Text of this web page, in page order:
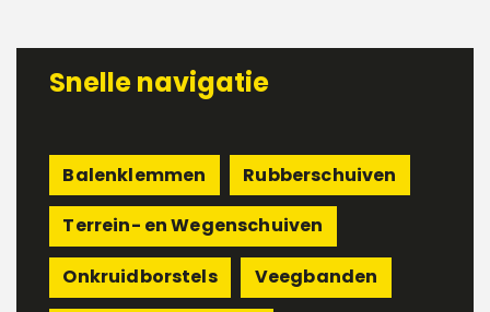
Snelle navigatie
Balenklemmen Rubberschuiven
Terrein- en Wegenschuiven
Onkruidborstels Veegbanden